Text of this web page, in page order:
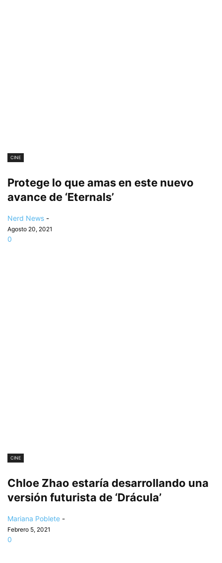
CINE
Protege lo que amas en este nuevo
avance de ‘Eternals’
Nerd News -
Agosto 20, 2021
0
CINE
Chloe Zhao estaría desarrollando una
versión futurista de ‘Drácula’
Mariana Poblete -
Febrero 5, 2021
0